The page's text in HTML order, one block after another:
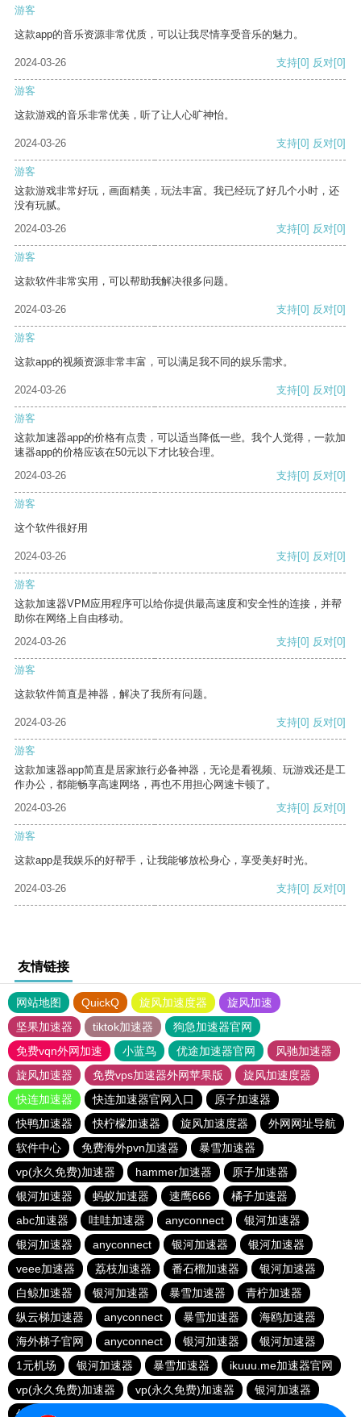
游客
这款app的音乐资源非常优质，可以让我尽情享受音乐的魅力。
2024-03-26 支持[0] 反对[0]
游客
这款游戏的音乐非常优美，听了让人心旷神怡。
2024-03-26 支持[0] 反对[0]
游客
这款游戏非常好玩，画面精美，玩法丰富。我已经玩了好几个小时，还
没有玩腻。
2024-03-26
支持[0] 反对[0]
游客
这款软件非常实用，可以帮助我解决很多问题。
2024-03-26 支持[0] 反对[0]
游客
这款app的视频资源非常丰富，可以满足我不同的娱乐需求。
2024-03-26 支持[0] 反对[0]
游客
这款加速器app的价格有点贵，可以适当降低一些。我个人觉得，一款加
速器app的价格应该在50元以下才比较合理。
2024-03-26
支持[0] 反对[0]
游客
这个软件很好用
2024-03-26 支持[0] 反对[0]
游客
这款加速器VPM应用程序可以给你提供最高速度和安全性的连接，并帮
助你在网络上自由移动。
2024-03-26
支持[0] 反对[0]
游客
这款软件简直是神器，解决了我所有问题。
2024-03-26 支持[0] 反对[0]
游客
这款加速器app简直是居家旅行必备神器，无论是看视频、玩游戏还是工
作办公，都能畅享高速网络，再也不用担心网速卡顿了。
2024-03-26
支持[0] 反对[0]
游客
这款app是我娱乐的好帮手，让我能够放松身心，享受美好时光。
2024-03-26 支持[0] 反对[0]
友情链接
网站地图 QuickQ 旋风加速度器
旋风加速
坚果加速器
tiktok加速器
狗急加速器官网
免费vqn外网加速
小蓝鸟 优途加速器官网
风驰加速器
旋风加速器
免费vps加速器外网苹果版
旋风加速度器
快连加速器
快连加速器官网入口
原子加速器
快鸭加速器
快柠檬加速器 旋风加速度器
外网网址导航
软件中心
免费海外pvn加速器
暴雪加速器
vp(永久免费)加速器
hammer加速器
原子加速器
银河加速器
蚂蚁加速器 速鹰666
橘子加速器
abc加速器
哇哇加速器 anyconnect
银河加速器
银河加速器
anyconnect 银河加速器
银河加速器
veee加速器
荔枝加速器 番石榴加速器
银河加速器
白鲸加速器
银河加速器 暴雪加速器
青柠加速器
纵云梯加速器
anyconnect 暴雪加速器
海鸥加速器
海外梯子官网
anyconnect 银河加速器
银河加速器
1元机场
银河加速器 暴雪加速器
ikuuu.me加速器官网
vp(永久免费)加速器
vp(永久免费)加速器
银河加速器
优云666